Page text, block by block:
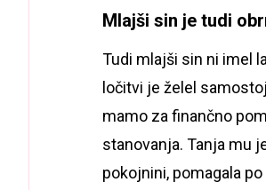
Mlajši sin je tudi
Tudi mlajši sin ni imel
ločitvi je želel
mamo za finančno
stanovanja. Tanja mu
pokojnini, pomagala